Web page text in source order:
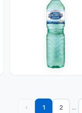
‹ 1 2 ...